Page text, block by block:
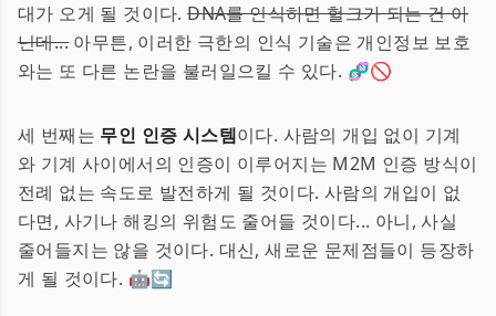
대가 오게 될 것이다.DNA를 인식하면 헐크가 되는 건 아
닌데... 아무튼, 이러한 극한의 인식 기술은 개인정보 보호
와는 또 다른 논란을 불러일으킬 수 있다. 🧬🚫
세 번째는 무인 인증 시스템이다. 사람의 개입 없이 기계
와 기계 사이에서의 인증이 이루어지는 M2M 인증 방식이
전례 없는 속도로 발전하게 될 것이다. 사람의 개입이 없
다면, 사기나 해킹의 위험도 줄어들 것이다... 아니, 사실
줄어들지는 않을 것이다. 대신, 새로운 문제점들이 등장하
게 될 것이다. 🤖🔄